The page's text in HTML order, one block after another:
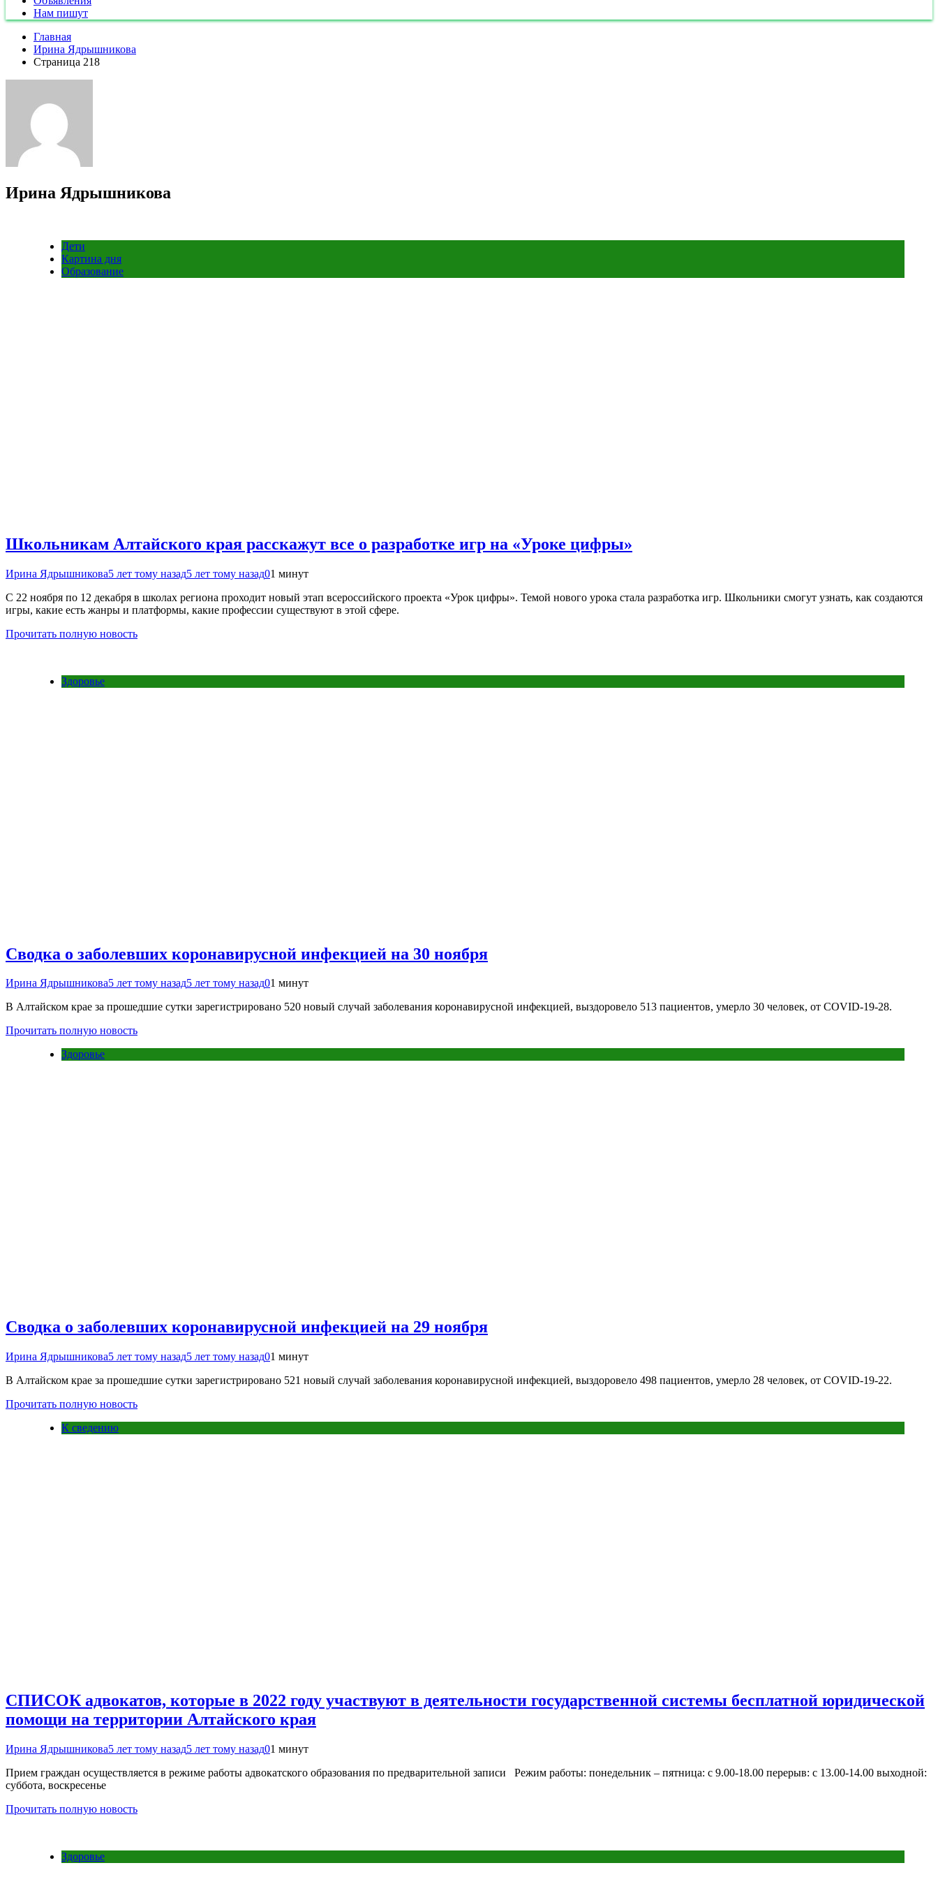
Нам пишут
Главная
Ирина Ядрышникова
Страница 218
Ирина Ядрышникова
Дети
Картина дня
Образование
Школьникам Алтайского края расскажут все о разработке игр на «Уроке цифры»
Ирина Ядрышникова5 лет тому назад5 лет тому назад01 минут
С 22 ноября по 12 декабря в школах региона проходит новый этап всероссийского проекта «Урок цифры». Темой нового урока стала разработка игр. Школьники смогут узнать, как создаются
игры, какие есть жанры и платформы, какие профессии существуют в этой сфере.
Прочитать полную новость
Здоровье
Сводка о заболевших коронавирусной инфекцией на 30 ноября
Ирина Ядрышникова5 лет тому назад5 лет тому назад01 минут
В Алтайском крае за прошедшие сутки зарегистрировано 520 новый случай заболевания коронавирусной инфекцией, выздоровело 513 пациентов, умерло 30 человек, от COVID-19-28.
Прочитать полную новость
Здоровье
Сводка о заболевших коронавирусной инфекцией на 29 ноября
Ирина Ядрышникова5 лет тому назад5 лет тому назад01 минут
В Алтайском крае за прошедшие сутки зарегистрировано 521 новый случай заболевания коронавирусной инфекцией, выздоровело 498 пациентов, умерло 28 человек, от COVID-19-22.
Прочитать полную новость
К сведению
СПИСОК адвокатов, которые в 2022 году участвуют в деятельности государственной системы бесплатной юридической
помощи на территории Алтайского края
Ирина Ядрышникова5 лет тому назад5 лет тому назад01 минут
Прием граждан осуществляется в режиме работы адвокатского образования по предварительной записи Режим работы: понедельник – пятница: с 9.00-18.00 перерыв: с 13.00-14.00 выходной:
суббота, воскресенье
Прочитать полную новость
Здоровье